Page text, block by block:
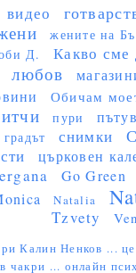
видео
жените на
Д. Какво сме
любов
Обичам
пури
снимки
църковен
Go Green
Natalia
Tzvety
Калин Ненков ...
чакри ... онлайн